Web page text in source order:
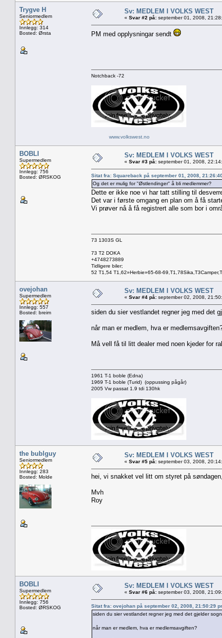
Trygve H
Seniormedlem
Innlegg: 314
Bosted: Ørsta
Sv: MEDLEM I VOLKS WEST
« Svar #2 på: september 01, 2008,
PM med opplysningar sendt
Notchback -72
www.volkswest.no
BOBLI
Supermedlem
Innlegg: 756
Bosted: ØRSKOG
Sv: MEDLEM I VOLKS WEST
« Svar #3 på: september 01, 2008,
Sitat fra: Squareback på september 01, 2008,
Og det er mulig for "Østlendinger" å bli medlemmer?
Dette er ikke noe vi har tatt stilling til
Det var i første omgang en plan om å få
Vi prøver nå å få registrert alle som bor i
73 1303S GL
73 T2 DOKA
+4748273889
Tidligere biler;
52 T1,54 T1,62»Herbie»65-68-
ovejohan
Supermedlem
Innlegg: 557
Bosted: breim
Sv: MEDLEM I VOLKS WEST
« Svar #4 på: september 02, 2008,
siden du sier vestlandet regner jeg med det
når man er medlem, hva er
Må vell få til litt dealer med noen kjeder for
1961 T-1 boble (Edna)
1969 T-1 boble (Turid) (oppussing pågår)
2005 Vw passat 1.9 tdi 130hk
the bublguy
Seniormedlem
Innlegg: 283
Bosted: Molde
Sv: MEDLEM I VOLKS WEST
« Svar #5 på: september 03, 2008,
hei, vi snakket vel litt om styret på
Mvh
Roy
BOBLI
Supermedlem
Innlegg: 756
Bosted: ØRSKOG
Sv: MEDLEM I VOLKS WEST
« Svar #6 på: september 03, 2008,
Sitat fra: ovejohan på september 02, 2008, 21:50:29
siden du sier vestlandet regner jeg med det gjelder
når man er medlem, hva er medlemsavgiften?